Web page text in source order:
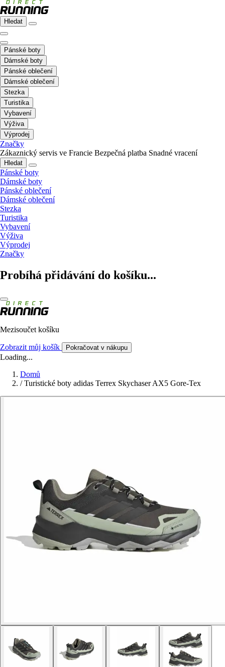
Hledat
Pánské boty
Dámské boty
Pánské oblečení
Dámské oblečení
Stezka
Turistika
Vybavení
Výživa
Výprodej
Značky
Zákaznický servis ve Francie Bezpečná platba Snadné vracení
Hledat
Pánské boty
Dámské boty
Pánské oblečení
Dámské oblečení
Stezka
Turistika
Vybavení
Výživa
Výprodej
Značky
Probíhá přidávání do košíku...
Mezisoučet košíku
Zobrazit můj košík Pokračovat v nákupu
Loading...
Domů
/ Turistické boty adidas Terrex Skychaser AX5 Gore-Tex